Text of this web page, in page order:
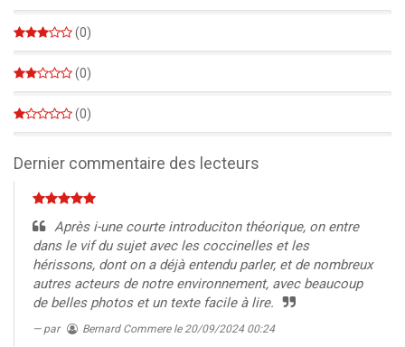
(0)
(0)
(0)
Dernier commentaire des lecteurs
Après i-une courte introduciton théorique, on entre
dans le vif du sujet avec les coccinelles et les
hérissons, dont on a déjà entendu parler, et de nombreux
autres acteurs de notre environnement, avec beaucoup
de belles photos et un texte facile à lire.
par Bernard Commere le 20/09/2024 00:24